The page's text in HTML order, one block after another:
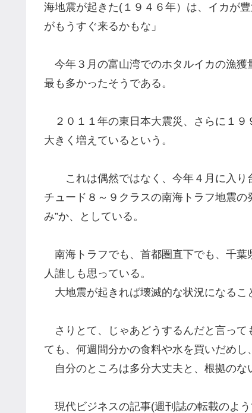
海地震が起きた( １９４６年）は、イカが
がもうすぐ来るかもな」
今年３月の富山湾でのホタルイカの漁獲
最も多かったそうである。
２０１１年の東日本大震災、さらに１９
大きく増えているという。
これは偶然ではなく、今年４月に入り
チュード８～９クラスの南海トラフ地震の
み”か、としている。
南海トラフでも、首都圏直下でも、千葉
人誰しも思っている。
大地震が起きれば壊滅的な状況になるこ
さりとて、じゃあどうするんだと言って
ても、何週間分かの食料や水を買いだめし
自分のところは多分大丈夫と、根拠のな
現代ビジネスの記事(週刊誌の転載のよ